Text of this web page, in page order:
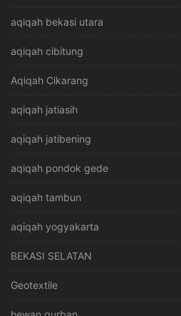
aqiqah bekasi utara
aqiqah cibitung
Aqiqah Cikarang
aqiqah jatiasih
aqiqah jatibening
aqiqah pondok gede
aqiqah tambun
aqiqah yogyakarta
BEKASI SELATAN
Geotextile